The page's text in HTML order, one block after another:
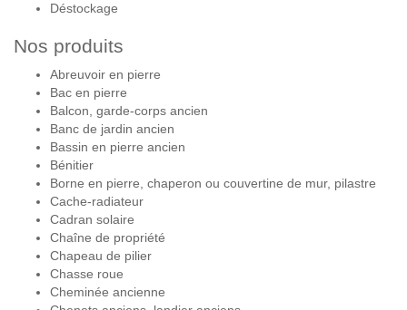
Déstockage
Nos produits
Abreuvoir en pierre
Bac en pierre
Balcon, garde-corps ancien
Banc de jardin ancien
Bassin en pierre ancien
Bénitier
Borne en pierre, chaperon ou couvertine de mur, pilastre
Cache-radiateur
Cadran solaire
Chaîne de propriété
Chapeau de pilier
Chasse roue
Cheminée ancienne